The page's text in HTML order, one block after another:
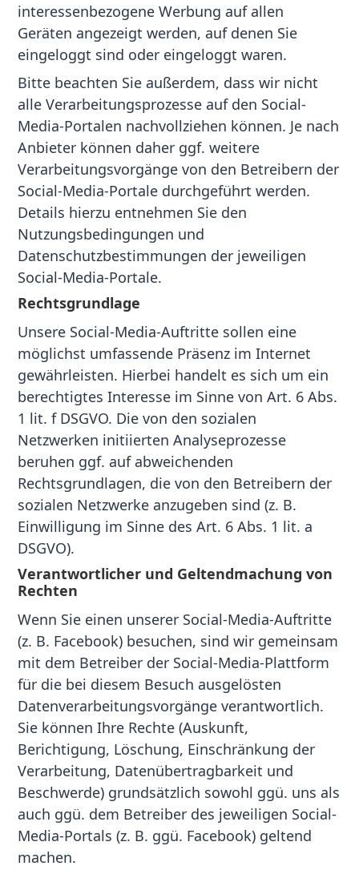
interessenbezogene Werbung auf allen
Geräten angezeigt werden, auf denen Sie
eingeloggt sind oder eingeloggt waren.
Bitte beachten Sie außerdem, dass wir nicht
alle Verarbeitungsprozesse auf den Social-
Media-Portalen nachvollziehen können. Je nach
Anbieter können daher ggf. weitere
Verarbeitungsvorgänge von den Betreibern der
Social-Media-Portale durchgeführt werden.
Details hierzu entnehmen Sie den
Nutzungsbedingungen und
Datenschutzbestimmungen der jeweiligen
Social-Media-Portale.
Rechtsgrundlage
Unsere Social-Media-Auftritte sollen eine
möglichst umfassende Präsenz im Internet
gewährleisten. Hierbei handelt es sich um ein
berechtigtes Interesse im Sinne von Art. 6 Abs.
1 lit. f DSGVO. Die von den sozialen
Netzwerken initiierten Analyseprozesse
beruhen ggf. auf abweichenden
Rechtsgrundlagen, die von den Betreibern der
sozialen Netzwerke anzugeben sind (z. B.
Einwilligung im Sinne des Art. 6 Abs. 1 lit. a
DSGVO).
Verantwortlicher und Geltendmachung von
Rechten
Wenn Sie einen unserer Social-Media-Auftritte
(z. B. Facebook) besuchen, sind wir gemeinsam
mit dem Betreiber der Social-Media-Plattform
für die bei diesem Besuch ausgelösten
Datenverarbeitungsvorgänge verantwortlich.
Sie können Ihre Rechte (Auskunft,
Berichtigung, Löschung, Einschränkung der
Verarbeitung, Datenübertragbarkeit und
Beschwerde) grundsätzlich sowohl ggü. uns als
auch ggü. dem Betreiber des jeweiligen Social-
Media-Portals (z. B. ggü. Facebook) geltend
machen.